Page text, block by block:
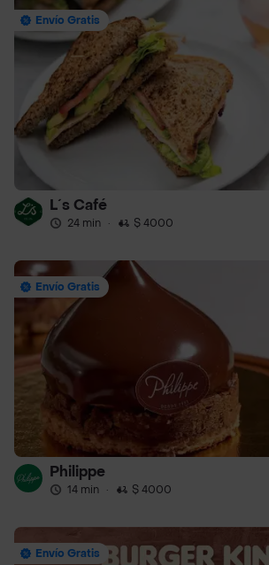
Envío Gratis
L´s Café
24 min · $ 4000
Envío Gratis
Philippe
14 min · $ 4000
Envío Gratis